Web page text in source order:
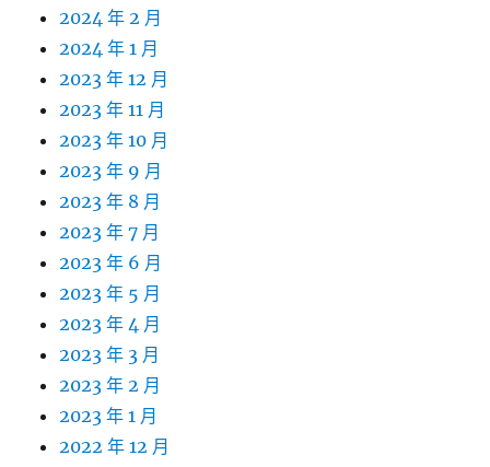
2024 年 2 月
2024 年 1 月
2023 年 12 月
2023 年 11 月
2023 年 10 月
2023 年 9 月
2023 年 8 月
2023 年 7 月
2023 年 6 月
2023 年 5 月
2023 年 4 月
2023 年 3 月
2023 年 2 月
2023 年 1 月
2022 年 12 月